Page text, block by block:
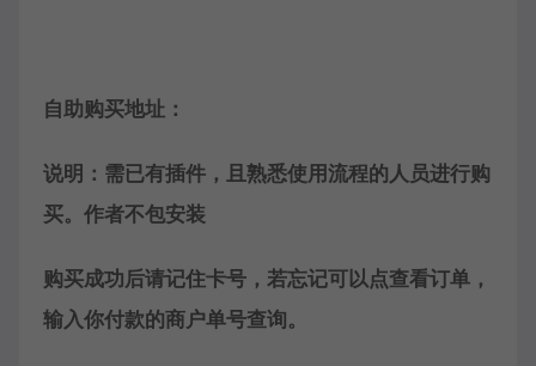
自助购买地址：
说明：需已有插件，且熟悉使用流程的人员进行购
买。作者不包安装
购买成功后请记住卡号，若忘记可以点查看订单，
输入你付款的商户单号查询。